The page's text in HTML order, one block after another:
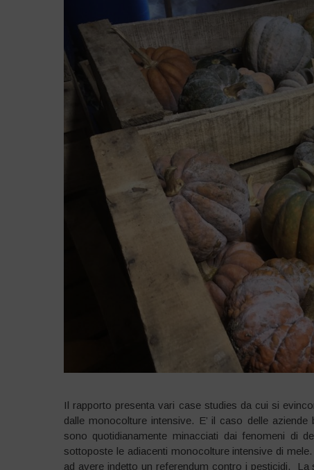
Il rapporto presenta vari case studies da cui si
dalle monocolture intensive. E’ il caso delle aziende
sono quotidianamente minacciati dai fenomeni di
sottoposte le adiacenti monocolture intensive di
ad avere indetto un referendum contro i pesticidi.